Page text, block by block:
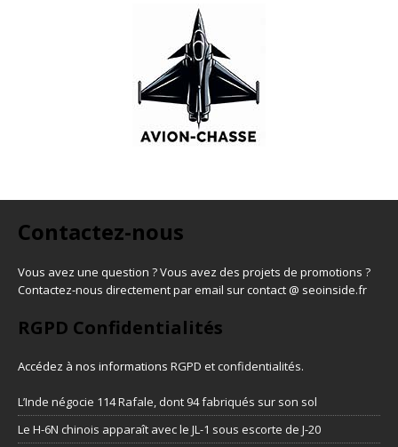
Contactez-nous
Vous avez une question ? Vous avez des projets de promotions ?
Contactez-nous directement par email sur contact @ seoinside.fr
RGPD Confidentialités
Accédez à nos informations RGPD et confidentialités.
L’Inde négocie 114 Rafale, dont 94 fabriqués sur son sol
Le H-6N chinois apparaît avec le JL-1 sous escorte de J-20